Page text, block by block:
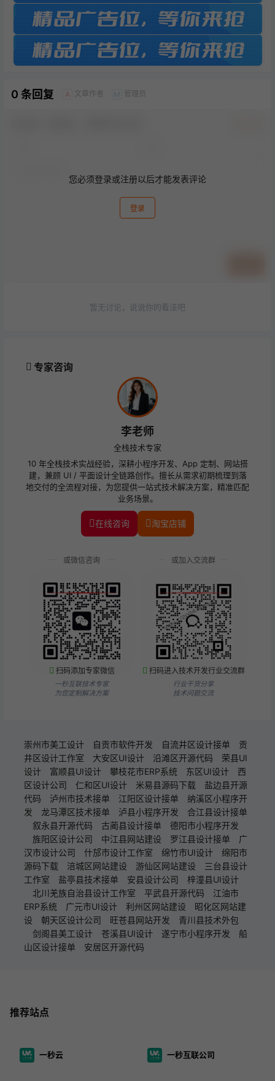
0 条回复 A 文章作者 M 管理员
您必须登录或注册以后才能发表评论
登录
暂无讨论，说说你的看法吧
专家咨询
李老师
全栈技术专家
10 年全栈技术实战经验，深耕小程序开发、App 定制、网站搭
建，兼顾 UI / 平面设计全链路创作。擅长从需求初期梳理到落
地交付的全流程对接，为您提供一站式技术解决方案，精准匹配
业务场景。
在线咨询 淘宝店铺
或微信咨询
扫码添加专家微信
一秒互联技术专家
为您定制解决方案
或加入交流群
扫码进入技术开发行业交流群
行业干货分享
技术问题交流
崇州市美工设计 自贡市软件开发 自流井区设计接单
贡
井区设计工作室
大安区UI设计 沿滩区开源代码
荣县UI
设计
富顺县UI设计 攀枝花市ERP系统 东区UI设计
西
区设计公司
仁和区UI设计 米易县源码下载
盐边县开源
代码
泸州市技术接单 江阳区设计接单
纳溪区小程序开
发
龙马潭区技术接单 泸县小程序开发
合江县设计接单
叙永县开源代码
古蔺县设计接单
德阳市小程序开发
旌阳区设计公司
中江县网站建设 罗江县设计接单
广
汉市设计公司
什邡市设计工作室 绵竹市UI设计
绵阳市
源码下载
涪城区网站建设 游仙区网站建设
三台县设计
工作室
盐亭县技术接单 安县设计公司
梓潼县UI设计
北川羌族自治县设计工作室
平武县开源代码
江油市
ERP系统
广元市UI设计 利州区网站建设
昭化区网站建
设
朝天区设计公司 旺苍县网站开发
青川县技术外包
剑阁县美工设计
苍溪县UI设计 遂宁市小程序开发
船
山区设计接单
安居区开源代码
推荐站点
一秒云 一秒互联公司